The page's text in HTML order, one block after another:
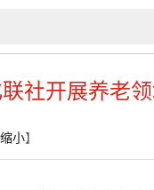
社开展养老
缩小】